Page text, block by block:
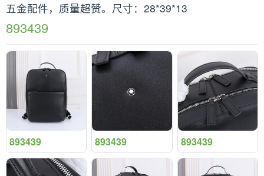
五金配件，质量超赞。尺寸：28*39*13
893439
893439 893439 893439